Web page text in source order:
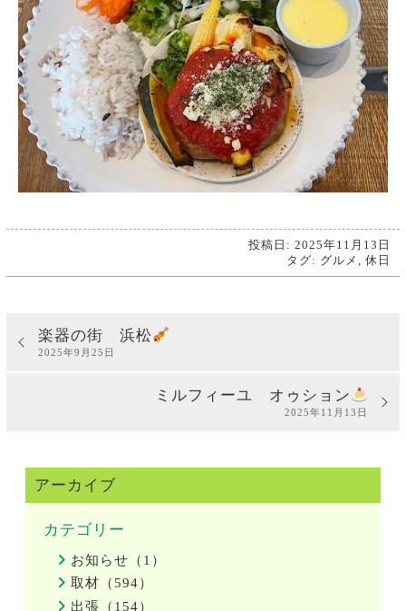
投稿日: 2025年11月13日
タグ: グルメ ,休日
楽器の街 浜松
2025年9月25日
ミルフィーユ オゥション
2025年11月13日
アーカイブ
カテゴリー
お知らせ（1）
取材（594）
出張（154）